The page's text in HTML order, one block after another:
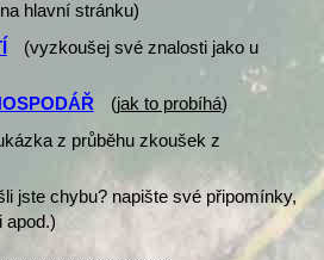
hlavní stránku)
(vyzkoušej své znalosti jako u
(jak to probíhá)
z průběhu zkoušek z
jste chybu? napište své připomínky,
apod.)